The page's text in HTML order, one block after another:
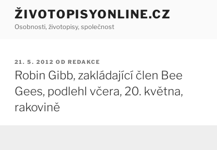
Přejít
obsahu
ŽIVOTOPISYONLINE.CZ
Osobnosti, životopisy, společnost
PUBLIKOVÁNO
21. 5. 2012 OD REDAKCE
Robin Gibb, zakládající člen Bee
Gees, podlehl včera, 20. května,
rakovině